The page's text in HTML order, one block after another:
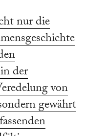
nur die
der
von
gewährt